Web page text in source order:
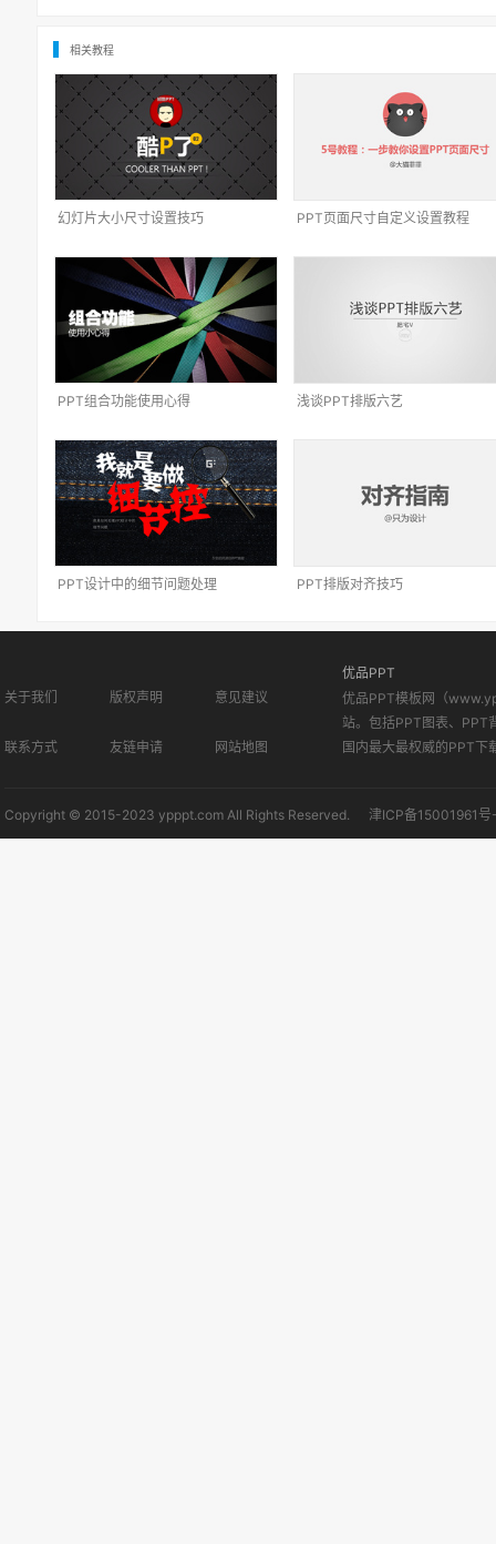
相关教程
幻灯片大小尺寸设置技巧 PPT页面尺寸自定义设置教程
PPT组合功能使用心得 浅谈PPT排版六艺
PPT设计中的细节问题处理 PPT排版对齐技巧
关于我们 版权声明 意见建议
联系方式 友链申请 网站地图
优品PPT
优品PPT模板网（
站。包括PPT图表、PPT
国内最大最权威的PPT下
Copyright © 2015-2023 ypppt.com All Rights Reserved. 津ICP备15001961号